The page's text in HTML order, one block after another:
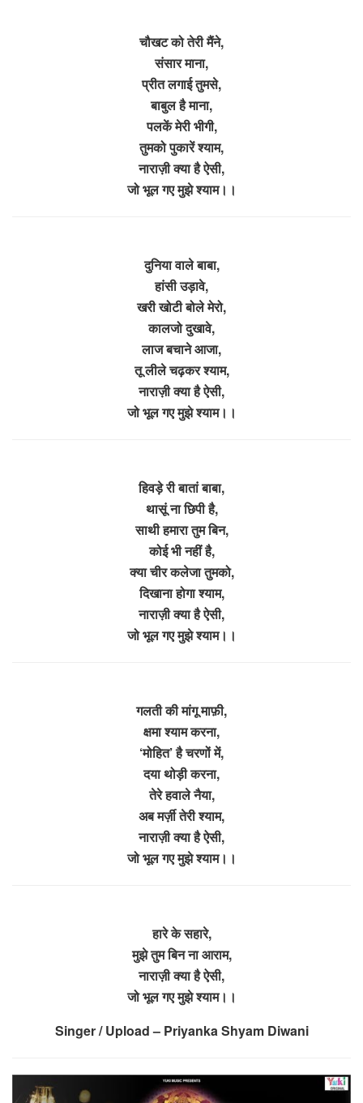
चौखट को तेरी मैंने,
संसार माना,
प्रीत लगाई तुमसे,
बाबुल है माना,
पलकें मेरी भीगी,
तुमको पुकारें श्याम,
नाराज़ी क्या है ऐसी,
जो भूल गए मुझे श्याम।।
दुनिया वाले बाबा,
हांसी उड़ावे,
खरी खोटी बोले मेरो,
कालजो दुखावे,
लाज बचाने आजा,
तू लीले चढ़कर श्याम,
नाराज़ी क्या है ऐसी,
जो भूल गए मुझे श्याम।।
हिवड़े री बातां बाबा,
थासूं ना छिपी है,
साथी हमारा तुम बिन,
कोई भी नहीं है,
क्या चीर कलेजा तुमको,
दिखाना होगा श्याम,
नाराज़ी क्या है ऐसी,
जो भूल गए मुझे श्याम।।
गलती की मांगू माफ़ी,
क्षमा श्याम करना,
‘मोहित’ है चरणों में,
दया थोड़ी करना,
तेरे हवाले नैया,
अब मर्ज़ी तेरी श्याम,
नाराज़ी क्या है ऐसी,
जो भूल गए मुझे श्याम।।
हारे के सहारे,
मुझे तुम बिन ना आराम,
नाराज़ी क्या है ऐसी,
जो भूल गए मुझे श्याम।।
Singer / Upload – Priyanka Shyam Diwani